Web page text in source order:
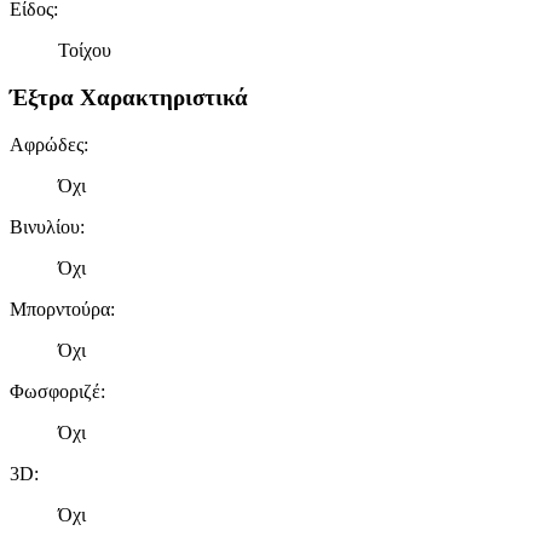
Είδος:
Τοίχου
Έξτρα Χαρακτηριστικά
Αφρώδες:
Όχι
Βινυλίου:
Όχι
Μπορντούρα:
Όχι
Φωσφοριζέ:
Όχι
3D:
Όχι